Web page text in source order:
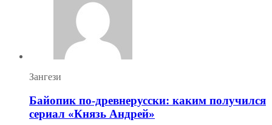
Зангези
Байопик по-древнерусски: каким получился
сериал «Князь Андрей»